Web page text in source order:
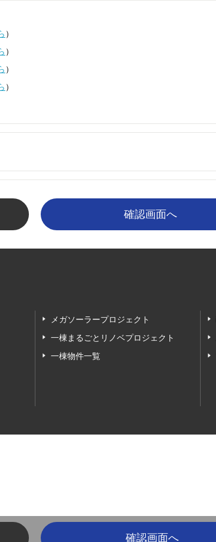
）
）
）
）
メガソーラープロジェクト
一棟まるごとリノベプロジェクト
一棟物件一覧